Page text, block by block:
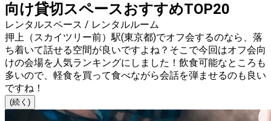
向け貸切スペースおすすめTOP20
レンタルスペース / レンタルルーム
押上（スカイツリー前）駅(東京都)でオフ会するのなら、落
ち着いて話せる空間が良いですよね？そこで今回はオフ会向
けの会場を人気ランキングにしました！飲食可能なところも
多いので、軽食を買って食べながら会話を弾ませるのも良い
ですね！
(続く)